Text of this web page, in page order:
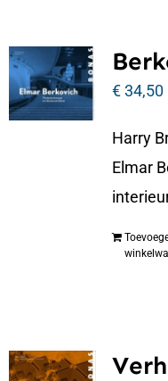
€34,50
Harry
Elmar